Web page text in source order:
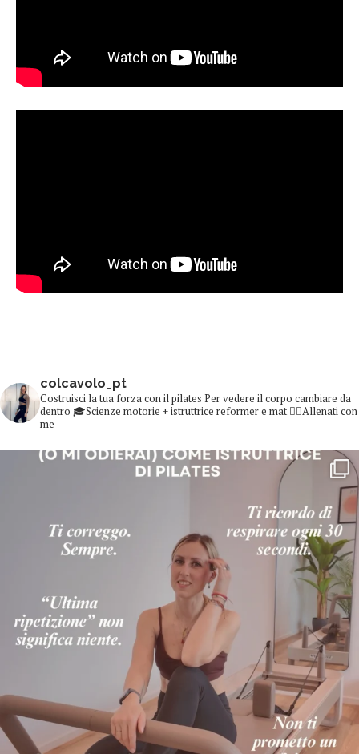
colcavolo_pt
Costruisci la tua forza con il pilates Per vedere il corpo cambiare da
dentro 🎓Scienze motorie + istruttrice reformer e mat 👇🏻Allenati con
me